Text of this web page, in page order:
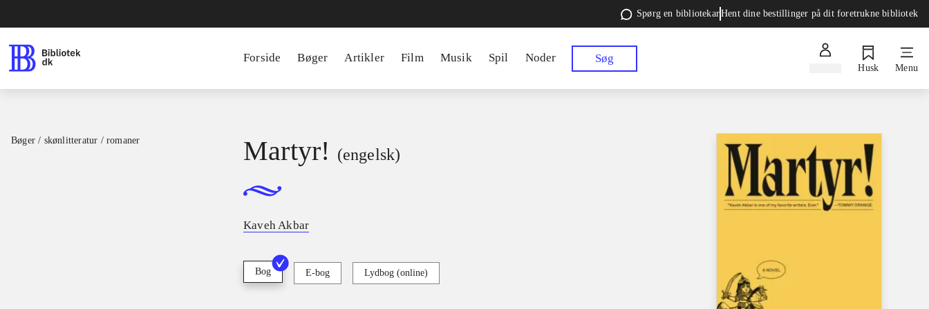
Spørg en bibliotekarHent dine bestillinger på dit foretrukne bibliotek
Forside Bøger Artikler Film Musik Spil Noder Søg
Husk Menu
Bøger / skønlitteratur / romaner Martyr! (engelsk)
Kaveh Akbar
Bog E-bog Lydbog (online)